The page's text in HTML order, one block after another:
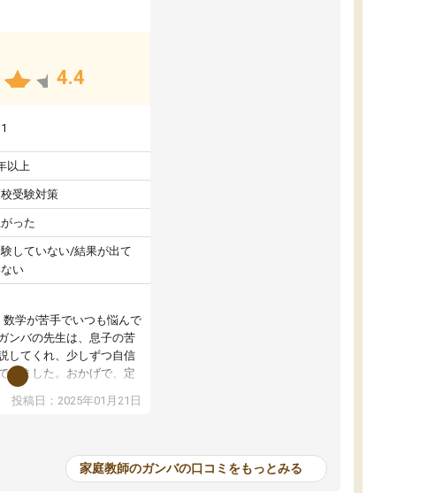
4.4
以上
受験対策
った
していない/結果が出て
い
学が苦手でいつも悩んで
ンバの先生は、息子の苦
してくれ、少しずつ自信
きました。おかげで、定
以上アップし、本人もと
投稿日：2025年01月21日
家庭教師のガンバの口コミをもっとみる